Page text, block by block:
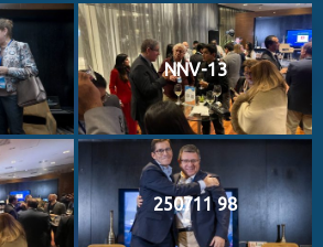
NNV-13
250711 98